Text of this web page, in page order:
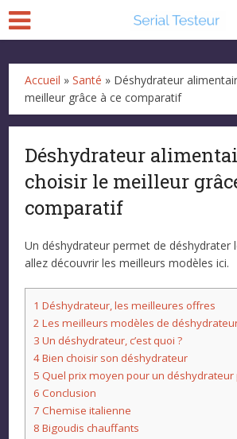
Accueil »Santé » Déshydrateur
meilleur grâce à ce comparatif
Déshydrateur
choisir le meilleur
comparatif
Un déshydrateur permet de déshydrater
allez découvrir les meilleurs modèles ici.
1 Déshydrateur, les meilleures offres
2 Les meilleurs modèles de
3 Un déshydrateur, c’est quoi ?
4Bien choisir son déshydrateur
5 Quel prix moyen pour un déshydrateur
6 Conclusion
7 Chemise italienne
8 Bigoudis chauffants